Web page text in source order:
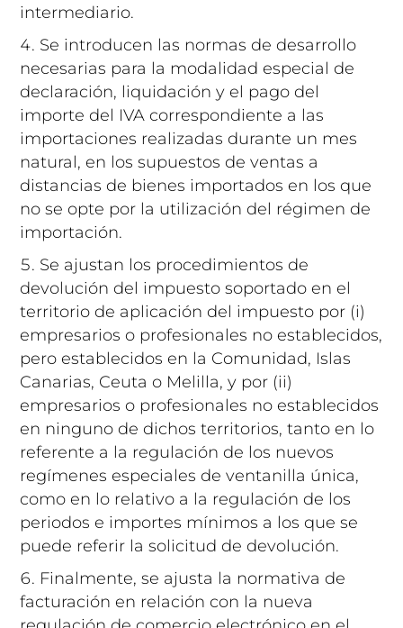
intermediario.
Se introducen las normas de desarrollo
necesarias para la modalidad especial de
declaración, liquidación y el pago del
importe del IVA correspondiente a las
importaciones realizadas durante un mes
natural, en los supuestos de ventas a
distancias de bienes importados en los que
no se opte por la utilización del régimen de
importación.
Se ajustan los procedimientos de
devolución del impuesto soportado en el
territorio de aplicación del impuesto por (i)
empresarios o profesionales no establecidos,
pero establecidos en la Comunidad, Islas
Canarias, Ceuta o Melilla, y por (ii)
empresarios o profesionales no establecidos
en ninguno de dichos territorios, tanto en lo
referente a la regulación de los nuevos
regímenes especiales de ventanilla única,
como en lo relativo a la regulación de los
periodos e importes mínimos a los que se
puede referir la solicitud de devolución.
Finalmente, se ajusta la normativa de
facturación en relación con la nueva